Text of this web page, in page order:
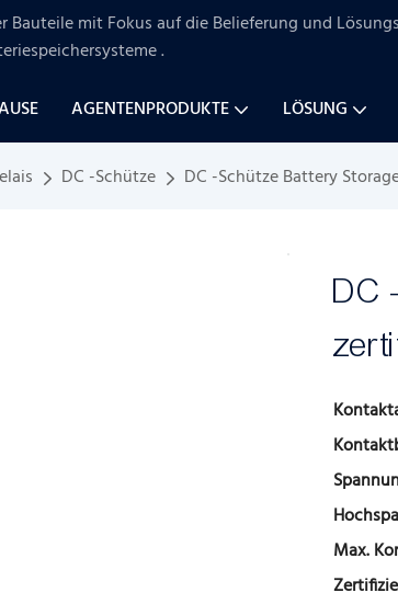
Bauteile mit Fokus auf die Belieferung und
.
AGENTENPRODUKTE LÖSUNG
DC -Schütze DC -Schütze Battery
DC
Max.